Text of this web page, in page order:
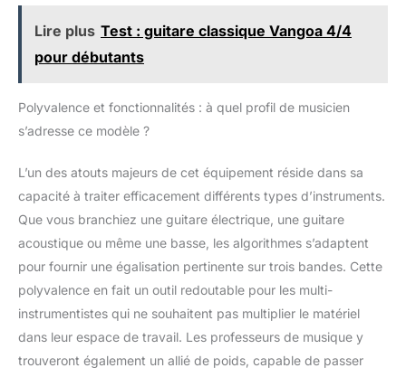
Lire plus Test : guitare classique Vangoa 4/4
pour débutants
Polyvalence et fonctionnalités : à quel profil de musicien
s’adresse ce modèle ?
L’un des atouts majeurs de cet équipement réside dans sa
capacité à traiter efficacement différents types d’instruments.
Que vous branchiez une guitare électrique, une guitare
acoustique ou même une basse, les algorithmes s’adaptent
pour fournir une égalisation pertinente sur trois bandes. Cette
polyvalence en fait un outil redoutable pour les multi-
instrumentistes qui ne souhaitent pas multiplier le matériel
dans leur espace de travail. Les professeurs de musique y
trouveront également un allié de poids, capable de passer